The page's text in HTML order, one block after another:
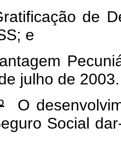
de
e
julho de 2003.
O
Social